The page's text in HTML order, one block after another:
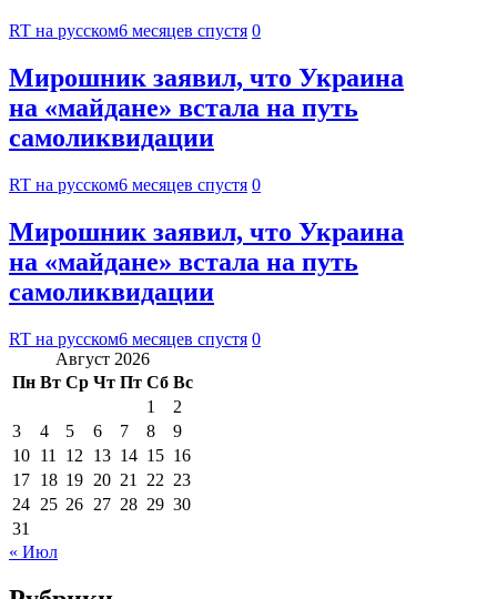
RT на русском6 месяцев спустя 0
Мирошник заявил, что Украина
на «майдане» встала на путь
самоликвидации
RT на русском6 месяцев спустя 0
Мирошник заявил, что Украина
на «майдане» встала на путь
самоликвидации
RT на русском6 месяцев спустя 0
Август 2026
Пн Вт Ср Чт Пт Сб Вс
1
2
3
4 5 6 7 8
9
10 11 12 13 14 15 16
17 18 19 20 21 22 23
24 25 26 27 28 29 30
31
« Июл